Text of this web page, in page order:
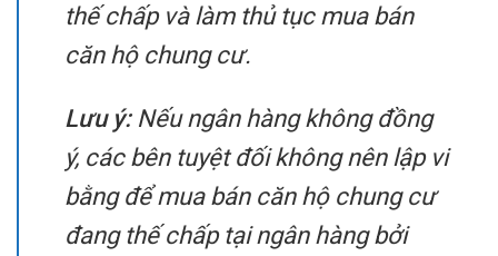
thế chấp và làm thủ tục mua bán
căn hộ chung cư.
Lưu ý: Nếu ngân hàng không đồng
ý, các bên tuyệt đối không nên lập vi
bằng để mua bán căn hộ chung cư
đang thế chấp tại ngân hàng bởi